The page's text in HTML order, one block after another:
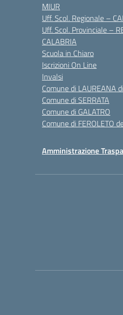
MIUR
Uff. Scol. Regionale –
Uff. Scol. Provinciale –
CALABRIA
Scuola in Chiaro
Iscrizioni On Line
Invalsi
Comune di LAUREANA
Comune di SERRATA
Comune di GALATRO
Comune di FEROLETO
Amministrazione